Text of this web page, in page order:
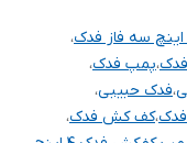
،
،پمپ فدک،
،فدک حبیبی،
،کف کش فدک،